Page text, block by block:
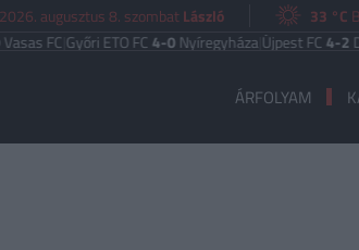
2026. augusztus 8. szombatLászló 33 °C
FC|Győri ETO FC4-0Nyíregyháza|Újpest FC4-2
ÁRFOLYAM